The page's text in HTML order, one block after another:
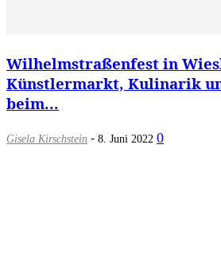
Wilhelmstraßenfest in
Künstlermarkt, Kulinarik
beim...
Gisela Kirschstein - 8. Juni 2022 0